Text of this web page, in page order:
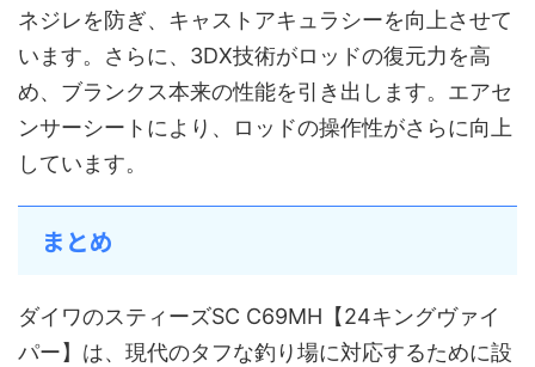
ネジレを防ぎ、キャストアキュラシーを向上させて
います。さらに、3DX技術がロッドの復元力を高
め、ブランクス本来の性能を引き出します。エアセ
ンサーシートにより、ロッドの操作性がさらに向上
しています。
まとめ
ダイワのスティーズSC C69MH【24キングヴァイ
パー】は、現代のタフな釣り場に対応するために設